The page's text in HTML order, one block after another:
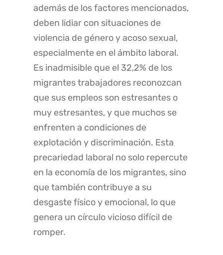
además de los factores mencionados,
deben lidiar con situaciones de
violencia de género y acoso sexual,
especialmente en el ámbito laboral.
Es inadmisible que el 32,2% de los
migrantes trabajadores reconozcan
que sus empleos son estresantes o
muy estresantes, y que muchos se
enfrenten a condiciones de
explotación y discriminación. Esta
precariedad laboral no solo repercute
en la economía de los migrantes, sino
que también contribuye a su
desgaste físico y emocional, lo que
genera un círculo vicioso difícil de
romper.